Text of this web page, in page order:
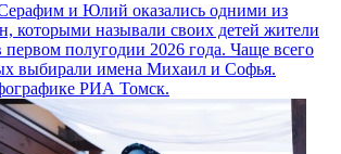
и Юлий оказались одними из
которыми называли своих детей жители
первом полугодии 2026 года. Чаще всего
выбирали имена Михаил и Софья.
РИА Томск.